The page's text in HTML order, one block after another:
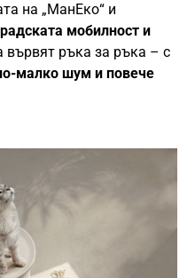
на „МанЕко“ и
мобилност и
вървят ръка за ръка – с
малко шум и повече